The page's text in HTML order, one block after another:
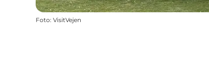
Foto: VisitVejen